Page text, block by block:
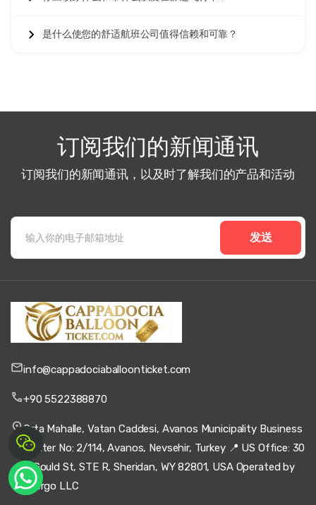
一切都计划得非常完美，我得到了所需的所有帮助来回答我
的问题。这次经历令人难忘。再次感谢你。
TR
舒适热气球飞行 – 卡帕多奇亚尊享日出体验
失望，日出非常漂亮。我们篮子里有相当多的人，但一旦我
的一部分。
5 一月 2026
EG
Estelle G
远超我的预期。我通常很怕高，但在空中篮子里的感觉让整
个体验变得超现实。对于那些希望创造难忘回忆的人来说，
绝对值得一试。
是什么使您的舒适航班公司值得信赖和可靠？
订阅我们的新闻通讯
订阅我们的新闻通讯，以及时了解我们的产品和活动
发送
info@cappadociaballoonticket.com
+90 5522388870
Orta Mahalle, Vatan Caddesi, Avanos Municipality Business
Center No: 2/114, Avanos, Nevsehir, Turkey 📍 US Office: 30
N Gould St, STE R, Sheridan, WY 82801, USA Operated by
Xfergo LLC